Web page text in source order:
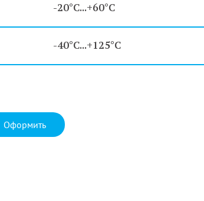
-20°C...+60°C
-40°C...+125°C
Оформить